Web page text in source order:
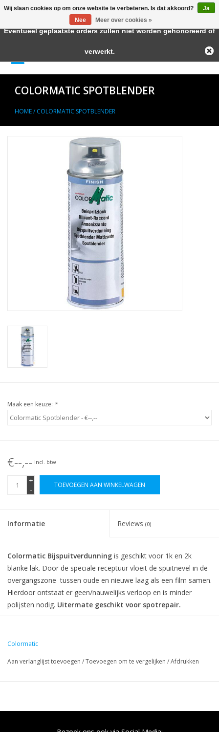
Autolak in Spuitbus
Lakstiften
COLORMATIC SPOTBLENDER
HOME/COLORMATIC SPOTBLENDER
Maak een keuze: *
€--,-- Incl. btw
+
-
TOEVOEGEN AAN WINKELWAGEN
Informatie Reviews (0)
Colormatic Bijspuitverdunning is geschikt voor 1k en 2k
blanke lak. Door de speciale receptuur vloeit de spuitnevel in de
overgangszone tussen oude en nieuwe laag als een film samen.
Hierdoor ontstaat er geen/nauwelijks verloop en is minder
polijsten nodig. Uitermate geschikt voor spotrepair.
Bijspuitverdunning direct gebruiken na het aanbrengen van de
bij 20Gr.) kan de eventuele overgang gepolijst worden tot een
Colormatic
Aan verlanglijst toevoegen /Toevoegen om te vergelijken /Afdrukken
Wij slaan cookies op om onze website te verbeteren. Is dat akkoord?
Ja
Nee
Meer over cookies »
← Keer terug naar de backofficeDeze winkel is in aanbouw.
Eventueel geplaatste orders zullen niet worden gehonoreerd of
verwerkt.